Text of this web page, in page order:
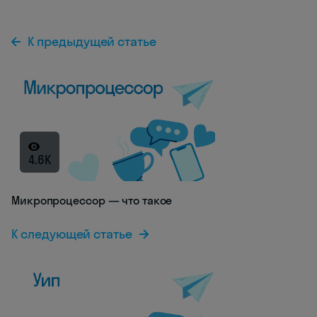
К предыдущей статье
4.6K
Микропроцессор — что такое
К следующей статье